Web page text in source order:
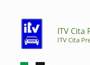
ITV Cita
ITV Cita